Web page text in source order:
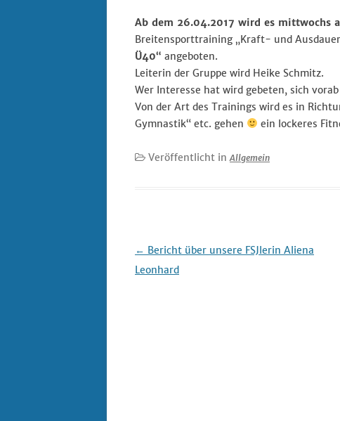
Datenschutz
– REACT
Impressum
Ab dem 26.04.2017 wird es mittwochs
Breitensporttraining „Kraft- und
Ü40“ angeboten.
Leiterin der Gruppe wird Heike Schmitz.
Wer Interesse hat wird gebeten, sich
Von der Art des Trainings wird es in
Gymnastik“ etc. gehen
ein lockeres
Veröffentlicht inAllgemein
Beitrags-
Navigation
← Bericht über unsere FSJlerin Aliena
Leonhard